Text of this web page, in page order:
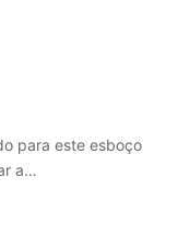
para este esboço
a…